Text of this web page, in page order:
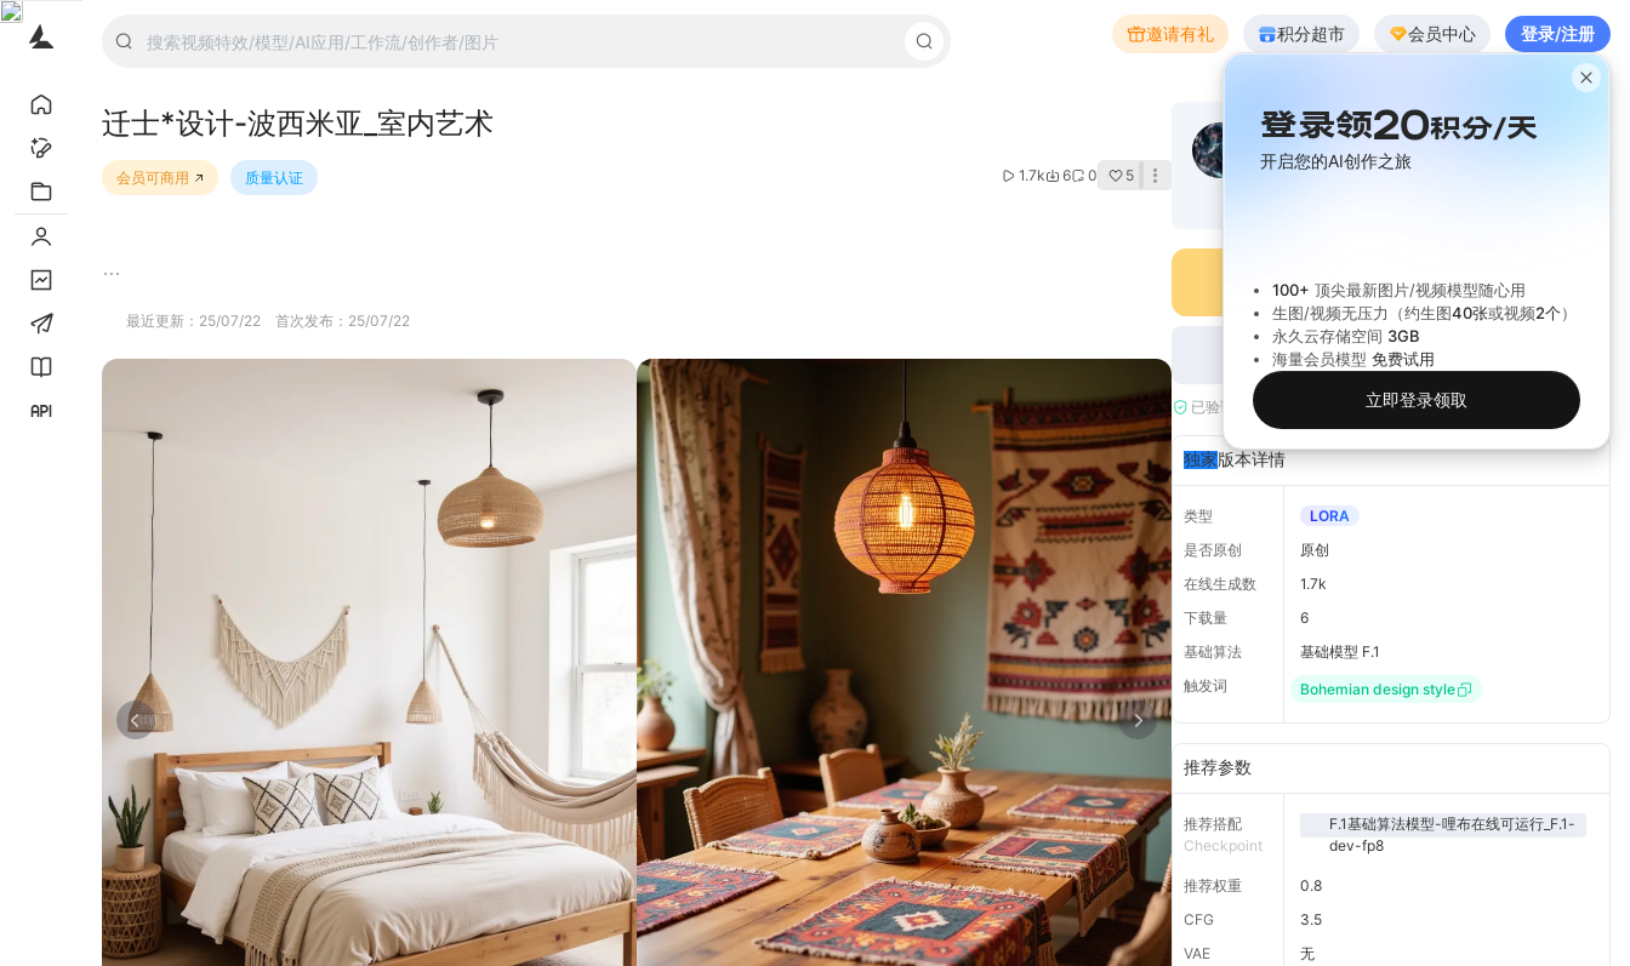
邀请有礼 积分超市 会员中心 登录/注册
登录领20积分/天
开启您的AI创作之旅
100+ 顶尖最新图片/视频模型随心用
生图/视频无压力（约生图40张或视频2个）
永久云存储空间 3GB
海量会员模型 免费试用
立即登录领取
迁士*设计-波西米亚_室内艺术
会员可商用 质量认证 1.7k 6 0 5
最近更新： 25/07/22 首次发布： 25/07/22
弑迁士
Lib认证作者
去图片生成 去WebUI生成
加入收藏
已验证： 2025/07/22 内容由 AI 生成
独家版本详情
类型
LORA
是否原创
原创
在线生成数
1.7k
下载量
6
基础算法
基础模型 F.1
触发词
Bohemian design style
推荐参数
推荐搭配
Checkpoint
F.1基础算法模型-哩布在线可运行_F.1-
dev-fp8
推荐权重
0.8
CFG
3.5
VAE
无